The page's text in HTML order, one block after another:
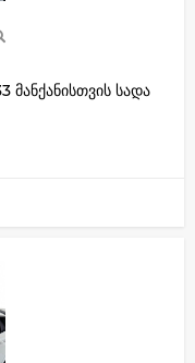
მანქანისთვის სადა